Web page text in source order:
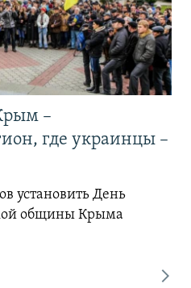
–
где украинцы –
установить День
общины Крыма